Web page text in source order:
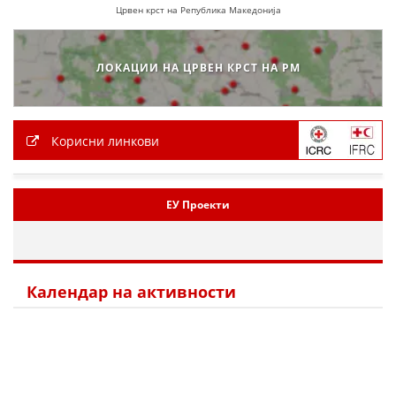
Црвен крст на Република Македонија
ЛОКАЦИИ НА ЦРВЕН КРСТ НА РМ
Корисни линкови
ЕУ Проекти
Календар на активности